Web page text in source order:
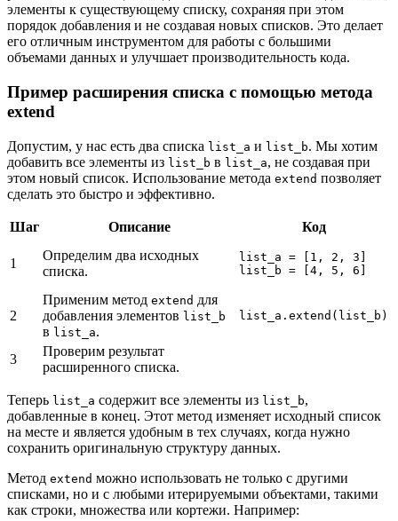
элементы к существующему списку, сохраняя при этом
порядок добавления и не создавая новых списков. Это делает
его отличным инструментом для работы с большими
объемами данных и улучшает производительность кода.
Пример расширения списка с помощью метода
extend
Допустим, у нас есть два списка list_a и list_b. Мы хотим
добавить все элементы из list_b в list_a, не создавая при
этом новый список. Использование метода extend позволяет
сделать это быстро и эффективно.
Шаг Описание Код
1
Определим два исходных
списка.
list_a = [1, 2, 3]
list_b = [4, 5, 6]
2
Применим метод extend для
добавления элементов list_b
в list_a.
list_a.extend(list_b)
3
Проверим результат
расширенного списка.
Теперь list_a содержит все элементы из list_b,
добавленные в конец. Этот метод изменяет исходный список
на месте и является удобным в тех случаях, когда нужно
сохранить оригинальную структуру данных.
Метод extend можно использовать не только с другими
списками, но и с любыми итерируемыми объектами, такими
как строки, множества или кортежи. Например: